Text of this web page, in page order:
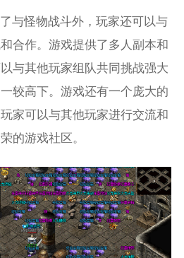
与怪物战斗外，玩家还可以与
合作。游戏提供了多人副本和
与其他玩家组队共同挑战强大
较高下。游戏还有一个庞大的
家可以与其他玩家进行交流和
的游戏社区。